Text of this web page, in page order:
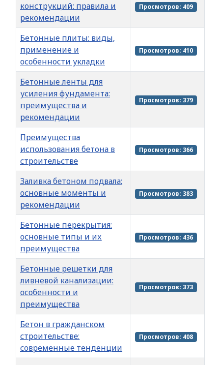
конструкций: правила и
рекомендации
Просмотров: 409
Бетонные плиты: виды,
применение и
особенности укладки
Просмотров: 410
Бетонные ленты для
усиления фундамента:
преимущества и
рекомендации
Просмотров: 379
Преимущества
использования бетона в
строительстве
Просмотров: 366
Заливка бетоном подвала:
основные моменты и
рекомендации
Просмотров: 383
Бетонные перекрытия:
основные типы и их
преимущества
Просмотров: 436
Бетонные решетки для
ливневой канализации:
особенности и
преимущества
Просмотров: 373
Бетон в гражданском
строительстве:
современные тенденции
Просмотров: 408